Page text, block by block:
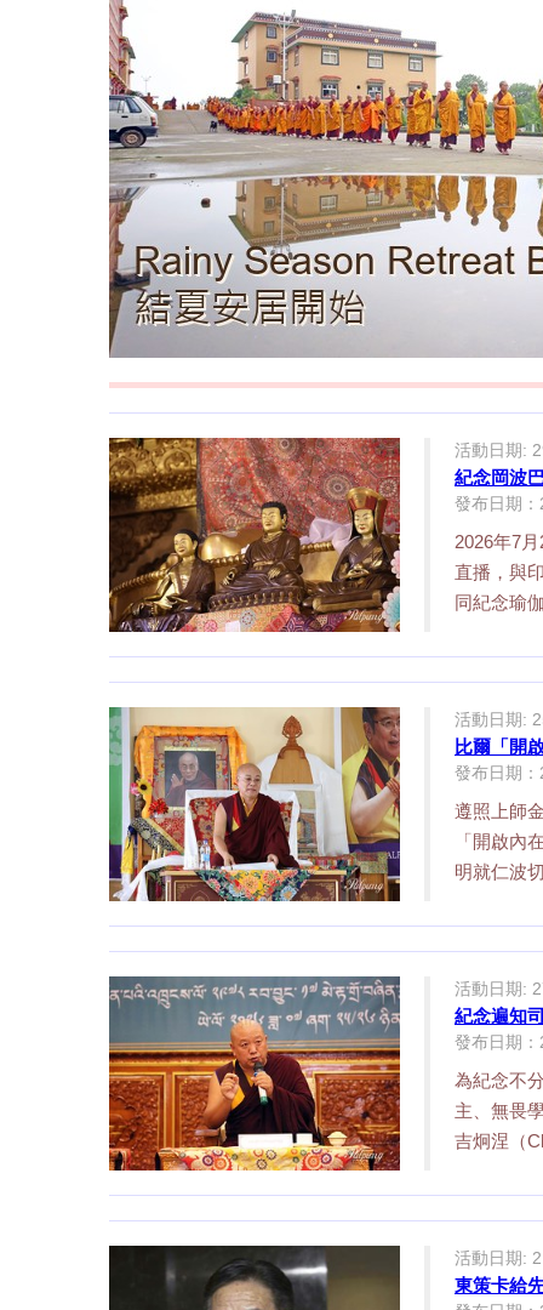
活動日期:
紀念岡波
發布日期
2026年7
直播，與
同紀念瑜
活動日期:
比爾「開
發布日期
遵照上師
「開啟內
明就仁波
活動日期:
紀念遍知
發布日期
為紀念不
主、無畏
吉炯涅（
活動日期:
東策卡給